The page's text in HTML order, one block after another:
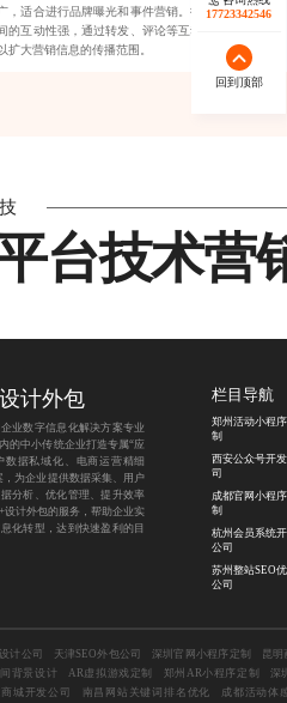
，适合进行品牌曝光和事件营销。微博用户
的互动性强，通过转发、评论等互动形式，
扩大营销信息的传播范围。
台技术营
17723342546
回到顶部
设计外包
业数字信息化解决方案专业
的中小传统企业打造专属“应
数据私域化、电商运营精细
，为企业提供数据采集、用户
分析、优化管理、提升效率
设计外包的服务，帮助企业实
化转型，达到快速盈利的目
栏目导航
郑州活动小程
制
西安公众号开
司
成都官网小程
制
杭州会员系统
公司
苏州整站SEO
公司
计公司 天津SEO外包公司 深圳官网小程序定制
昆明
背景设计
AR虚拟游戏定制 郑州AR小程序定制
深
城开发公司
南昌网站关键词排名优化 成都活动体